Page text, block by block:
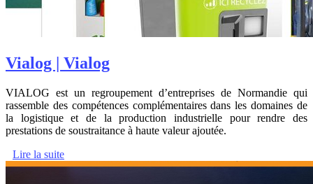
Vialog | Vialog
VIALOG est un regroupement d’entreprises de Normandie qui
rassemble des compétences complémentaires dans les domaines de
la logistique et de la production industrielle pour rendre des
prestations de soustraitance à haute valeur ajoutée.
Lire la suite